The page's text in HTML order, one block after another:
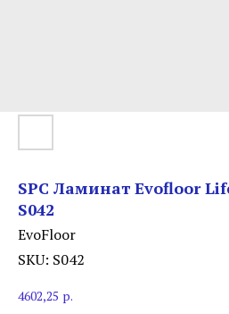
SPC Ламинат Evofloor
S042
EvoFloor
SKU: S042
4602,25 р.